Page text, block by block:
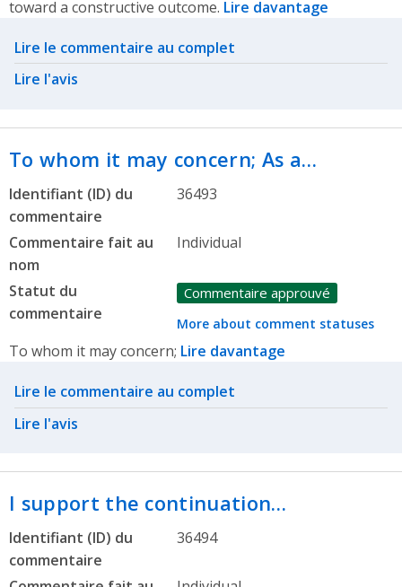
toward a constructive outcome. Lire davantage
Related actions
Lire le commentaire au complet
Lire l'avis
To whom it may concern; As a…
Identifiant (ID) du
commentaire
36493
Commentaire fait au
nom
Individual
Statut du
commentaire
Commentaire approuvé
More about comment statuses
To whom it may concern; Lire davantage
Related actions
Lire le commentaire au complet
Lire l'avis
I support the continuation…
Identifiant (ID) du
commentaire
36494